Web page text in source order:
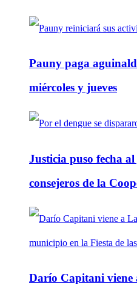
Pauny paga
miércoles y jueves
Justicia puso fecha
consejeros de la
Darío Capitani viene